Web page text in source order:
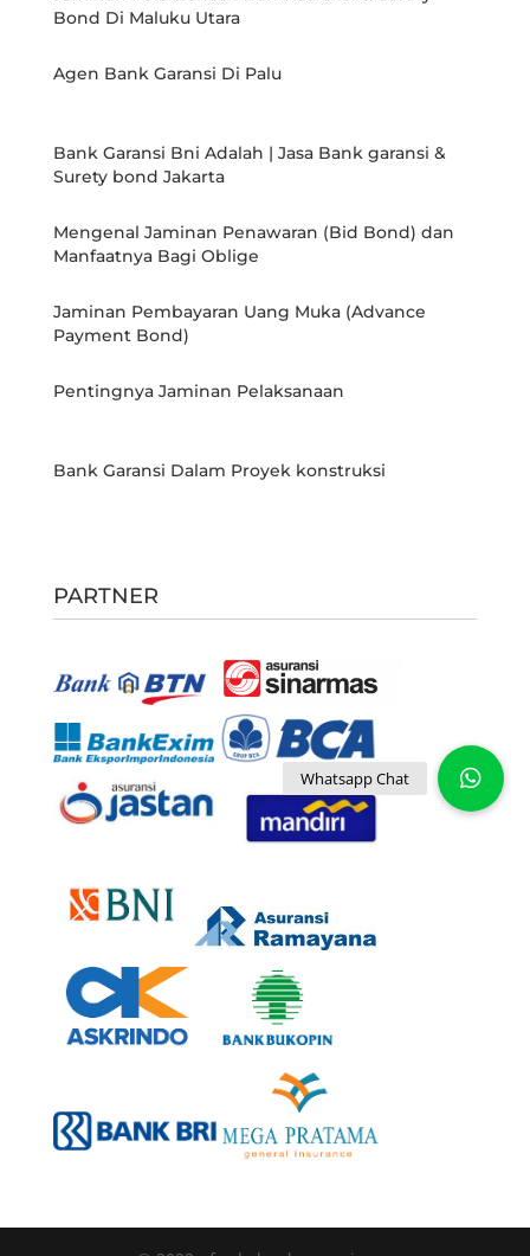
Bond Di Maluku Utara
Agen Bank Garansi Di Palu
Bank Garansi Bni Adalah | Jasa Bank garansi &
Surety bond Jakarta
Mengenal Jaminan Penawaran (Bid Bond) dan
Manfaatnya Bagi Oblige
Jaminan Pembayaran Uang Muka (Advance
Payment Bond)
Pentingnya Jaminan Pelaksanaan
Bank Garansi Dalam Proyek konstruksi
PARTNER